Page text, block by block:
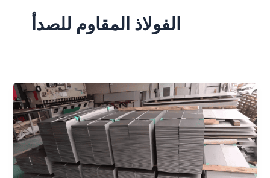
الفولاذ المقاوم للصدأ